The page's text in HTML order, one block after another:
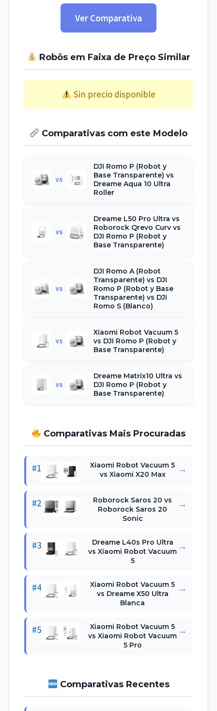
Ver Comparativa
Robôs em Faixa de Preço Similar
Sin precio disponible
Comparativas com este Modelo
VS
DJI Romo P (Robot y
Base Transparente) vs
Dreame Aqua 10 Ultra
Roller
VS
Dreame L50 Pro Ultra vs
Roborock Qrevo Curv vs
DJI Romo P (Robot y
Base Transparente)
VS
DJI Romo A (Robot
Transparente) vs DJI
Romo P (Robot y Base
Transparente) vs DJI
Romo S (Blanco)
VS
Xiaomi Robot Vacuum 5
vs DJI Romo P (Robot y
Base Transparente)
VS
Dreame Matrix10 Ultra vs
DJI Romo P (Robot y
Base Transparente)
Comparativas Mais Procuradas
#1
Xiaomi Robot Vacuum 5
vs Xiaomi X20 Max
→
#2
Roborock Saros 20 vs
Roborock Saros 20
Sonic
→
#3
Dreame L40s Pro Ultra
vs Xiaomi Robot Vacuum
5
→
#4
Xiaomi Robot Vacuum 5
vs Dreame X50 Ultra
Blanca
→
#5
Xiaomi Robot Vacuum 5
vs Xiaomi Robot Vacuum
5 Pro
→
Comparativas Recentes